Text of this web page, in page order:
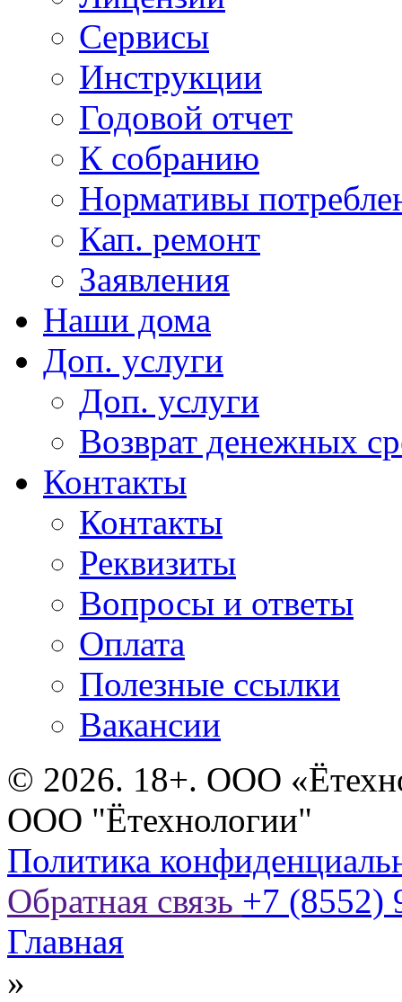
Сервисы
Инструкции
Годовой отчет
К собранию
Нормативы
Кап. ремонт
Заявления
Наши дома
Доп. услуги
Доп. услуги
Возврат денежных
Контакты
Контакты
Реквизиты
Вопросы и ответы
Оплата
Полезные ссылки
Вакансии
© 2026. 18+. ООО
ООО "Ётехнологии"
Политика
Обратная связь +7 (8552)
Главная
»